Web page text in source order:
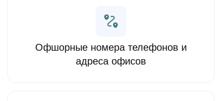
Офшорные номера телефонов и
адреса офисов